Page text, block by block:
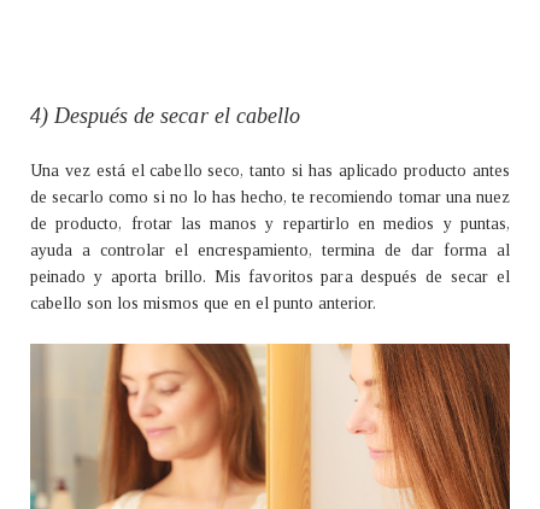
4) Después de secar el cabello
Una vez está el cabello seco, tanto si has aplicado producto antes
de secarlo como si no lo has hecho, te recomiendo tomar una nuez
de producto, frotar las manos y repartirlo en medios y puntas,
ayuda a controlar el encrespamiento, termina de dar forma al
peinado y aporta brillo. Mis favoritos para después de secar el
cabello son los mismos que en el punto anterior.